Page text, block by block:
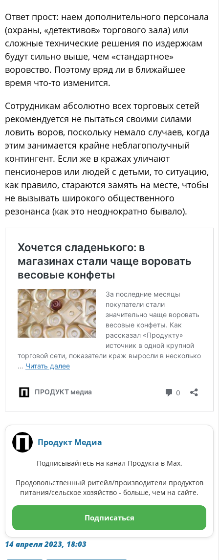
Ответ прост: наем дополнительного персонала
(охраны, «детективов» торгового зала) или
сложные технические решения по издержкам
будут сильно выше, чем «стандартное»
воровство. Поэтому вряд ли в ближайшее
время что-то изменится.
Сотрудникам абсолютно всех торговых сетей
рекомендуется не пытаться своими силами
ловить воров, поскольку немало случаев, когда
этим занимается крайне неблагополучный
контингент. Если же в кражах уличают
пенсионеров или людей с детьми, то ситуацию,
как правило, стараются замять на месте, чтобы
не вызывать широкого общественного
резонанса (как это неоднократно бывало).
Продукт Медиа
Подписывайтесь на канал Продукта в Max.
Продовольственный ритейл/производители продуктов
питания/сельское хозяйство - больше, чем на сайте.
Подписаться
14 апреля 2023, 18:03